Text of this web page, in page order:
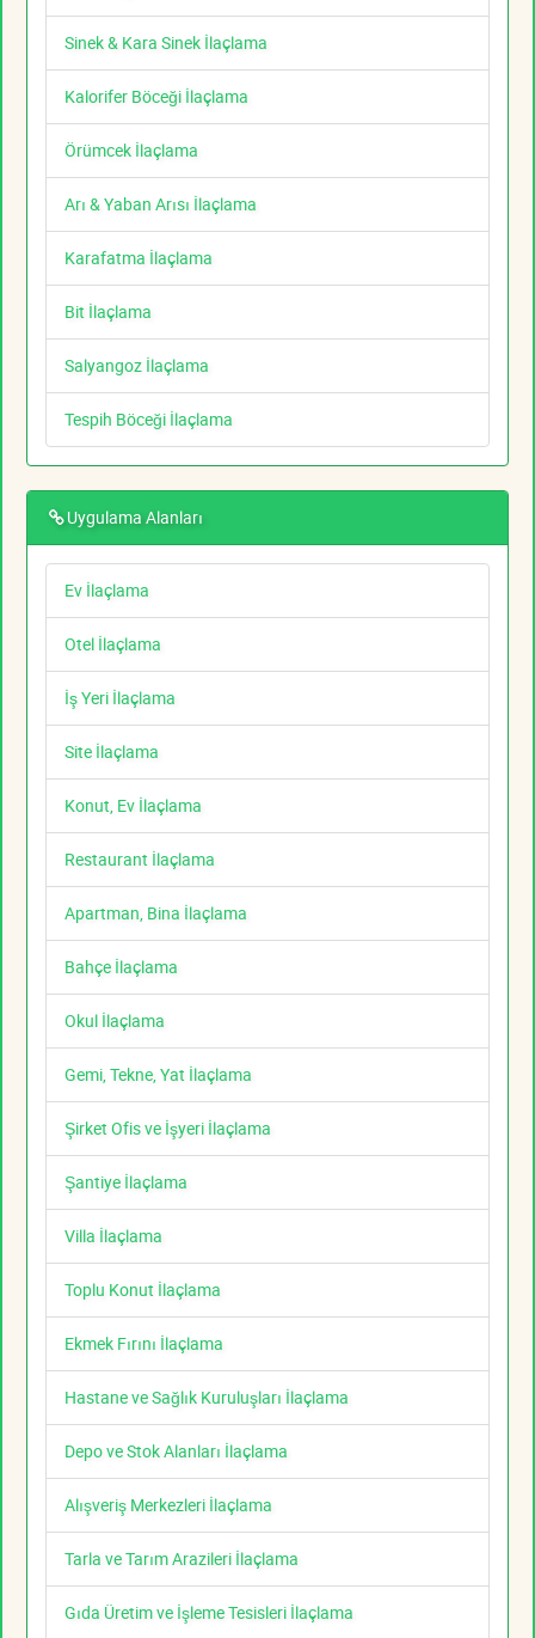
Sinek & Kara Sinek İlaçlama
Kalorifer Böceği İlaçlama
Örümcek İlaçlama
Arı & Yaban Arısı İlaçlama
Karafatma İlaçlama
Bit İlaçlama
Salyangoz İlaçlama
Tespih Böceği İlaçlama
Uygulama Alanları
Ev İlaçlama
Otel İlaçlama
İş Yeri İlaçlama
Site İlaçlama
Konut, Ev İlaçlama
Restaurant İlaçlama
Apartman, Bina İlaçlama
Bahçe İlaçlama
Okul İlaçlama
Gemi, Tekne, Yat İlaçlama
Şirket Ofis ve İşyeri İlaçlama
Şantiye İlaçlama
Villa İlaçlama
Toplu Konut İlaçlama
Ekmek Fırını İlaçlama
Hastane ve Sağlık Kuruluşları İlaçlama
Depo ve Stok Alanları İlaçlama
Alışveriş Merkezleri İlaçlama
Tarla ve Tarım Arazileri İlaçlama
Gıda Üretim ve İşleme Tesisleri İlaçlama